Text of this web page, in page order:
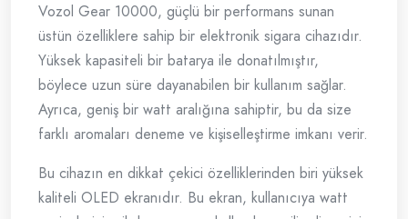
Vozol Gear 10000, güçlü bir performans sunan
üstün özelliklere sahip bir elektronik sigara cihazıdır.
Yüksek kapasiteli bir batarya ile donatılmıştır,
böylece uzun süre dayanabilen bir kullanım sağlar.
Ayrıca, geniş bir watt aralığına sahiptir, bu da size
farklı aromaları deneme ve kişiselleştirme imkanı verir.
Bu cihazın en dikkat çekici özelliklerinden biri yüksek
kaliteli OLED ekranıdır. Bu ekran, kullanıcıya watt